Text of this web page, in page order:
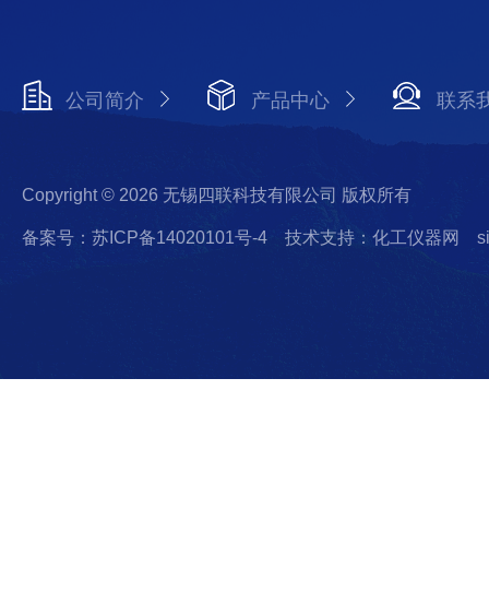
公司简介 产品中心 联系
Copyright © 2026 无锡四联科技有限公司 版权所有
备案号：苏ICP备14020101号-4 技术支持：化工仪器网